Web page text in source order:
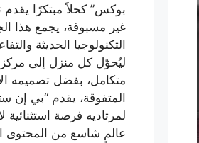
بوكس” كحلاً مبتكرًا
غير مسبوقة، يجمع هذا
التكنولوجيا الحديثة
ليُحوّل كل منزل إلى
متكامل، بفضل تصميمه
المتفوقة، يقدم “بي إن
لمرتاديه فرصة
عالمٍ شاسع من المحتوى